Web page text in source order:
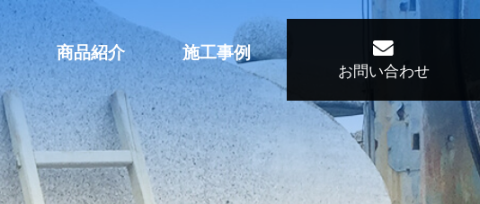
商品紹介 施工事例
お問い合わせ